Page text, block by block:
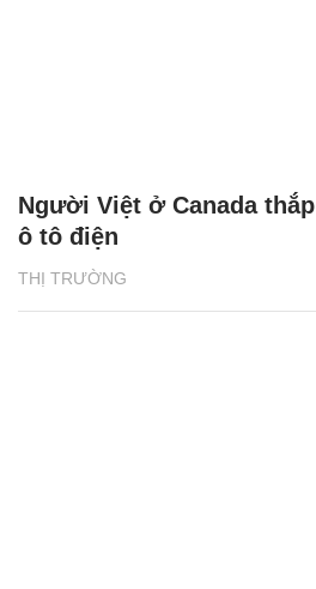
THỊ TRƯỜNG
Người Việt ở Canada
ô tô điện